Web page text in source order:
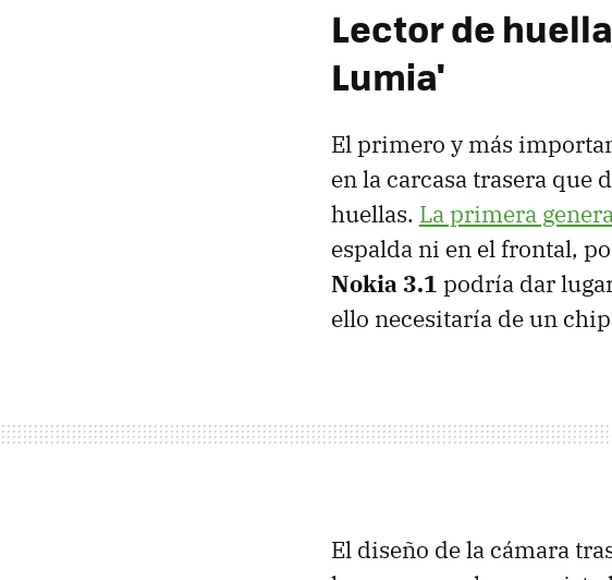
Lector de
Lumia'
El primero y más
en la carcasa trasera que
huellas. La primera
espalda ni en el frontal,
Nokia 3.1 podría dar
ello necesitaría de un
El diseño de la cámara